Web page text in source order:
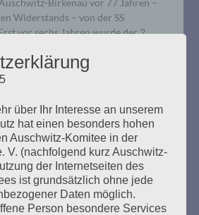
Widerstands – von der SS
vor sechs Jahren wurde der 2.
für Sinti und Roma anerkannt.
FC St. Pauli, Fanladen St. Pauli
anlässlich des „Europäischen
für Sinti und Roma“.
mehr ...
über Ihr Interesse an unserem
hat einen besonders hohen
Auschwitz-Komitee in der
V. (nachfolgend kurz Auschwitz-
der Internetseiten des
ist grundsätzlich ohne jede
Daten möglich.
Person besondere Services